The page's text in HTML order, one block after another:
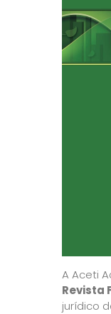
A Aceti
Revista
jurídico